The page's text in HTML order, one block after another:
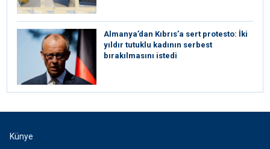
⁠Almanya’dan Kıbrıs’a sert protesto: İki
yıldır tutuklu kadının serbest
bırakılmasını istedi
Künye